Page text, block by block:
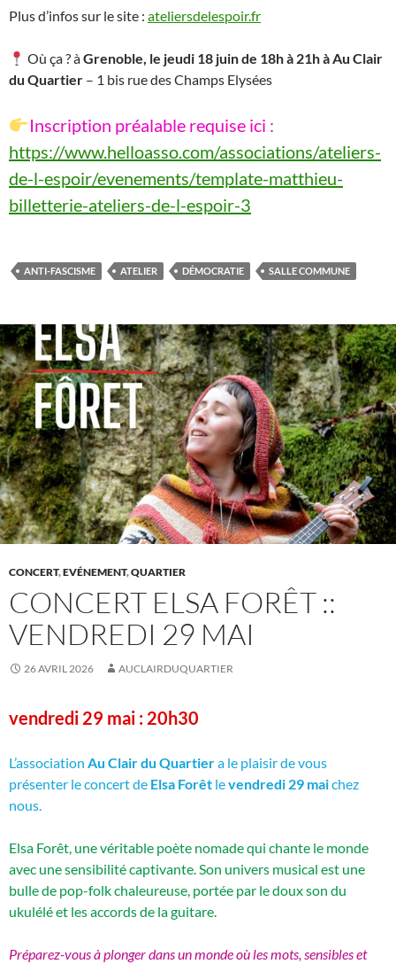
Plus d’infos sur le site : ateliersdelespoir.fr
Où ça ? àGrenoble, le jeudi 18 juin de 18h à 21h à Au Clair
du Quartier – 1 bis rue des Champs Elysées
Inscription préalable requise ici :
https://www.helloasso.com/associations/ateliers-
de-l-espoir/evenements/template-matthieu-
billetterie-ateliers-de-l-espoir-3
ANTI-FASCISME ATELIER DÉMOCRATIE SALLE COMMUNE
CONCERT,EVÉNEMENT,QUARTIER
CONCERT ELSA FORÊT ::
VENDREDI 29 MAI
26 AVRIL 2026 AUCLAIRDUQUARTIER
vendredi 29 mai : 20h30
L’association Au Clair du Quartiera le plaisir de vous
présenter le concert de Elsa Forêt levendredi 29 maichez
nous.
Elsa Forêt, une véritable poète nomade qui chante le monde
avec une sensibilité captivante. Son univers musical est une
bulle de pop-folk chaleureuse, portée par le doux son du
ukulélé et les accords de la guitare.
Préparez-vous à plonger dans un monde où les mots, sensibles et